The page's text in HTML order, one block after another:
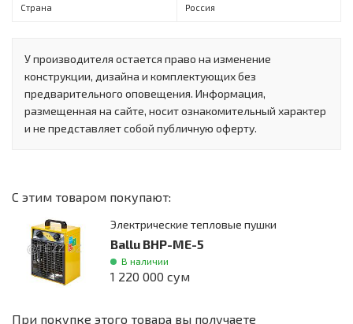
Страна Россия
У производителя остается право на изменение
конструкции, дизайна и комплектующих без
предварительного оповещения. Информация,
размещенная на сайте, носит ознакомительный характер
и не представляет собой публичную оферту.
С этим товаром покупают:
Электрические тепловые пушки
Ballu BHP-ME-5
В наличии
1 220 000 сум
При покупке этого товара вы получаете